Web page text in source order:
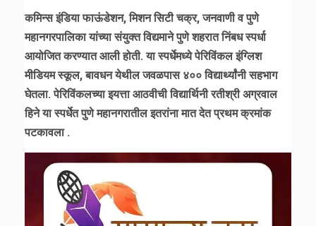
कमिन्स इंडिया फाऊंडेशन, मिशन सिटी चक्र, जनवाणी व पुणे
महानगरपालिका यांच्या संयुक्त विद्यमाने पुणे शहरात निंबध स्पर्धा
आयोजित करण्यात आली होती. या स्पर्धेमध्ये पेरिविंकल इंग्लिश
मीडियम स्कूल, बावधन येथील जवळपास ४०० विद्यार्थ्यांनी सहभाग
घेतला. पेरिविंकलच्या इयत्ता आठवीची विद्यार्थिनी रतीश्री अग्रवाल
हिने या स्पर्धेत पुणे महानगरातील इतरांना मात देत प्रथम क्रमांक
पटकावला .